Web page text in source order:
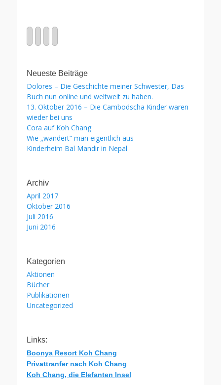
Neueste Beiträge
Dolores – Die Geschichte meiner Schwester, Das
Buch nun online und weltweit zu haben.
13. Oktober 2016 – Die Cambodscha Kinder waren
wieder bei uns
Cora auf Koh Chang
Wie „wandert“ man eigentlich aus
Kinderheim Bal Mandir in Nepal
Archiv
April 2017
Oktober 2016
Juli 2016
Juni 2016
Kategorien
Aktionen
Bücher
Publikationen
Uncategorized
Links:
Boonya Resort Koh Chang
Privattranfer nach Koh Chang
Koh Chang, die Elefanten Insel